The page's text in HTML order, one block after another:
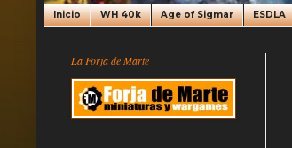
Inicio WH 40k Age of Sigmar ESDLA
La Forja de Marte